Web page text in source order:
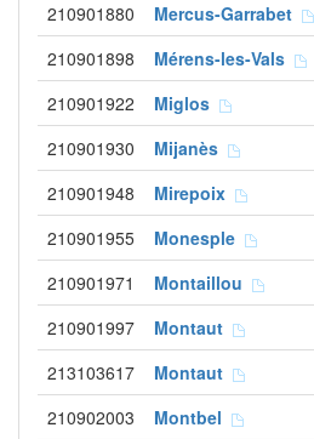
210901880 Mercus-Garrabet
210901898 Mérens-les-Vals
210901922 Miglos
210901930 Mijanès
210901948 Mirepoix
210901955 Monesple
210901971 Montaillou
210901997 Montaut
213103617 Montaut
210902003 Montbel